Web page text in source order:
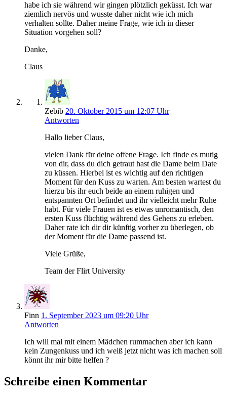
habe ich sie während wir gingen plötzlich geküsst. Ich war
ziemlich nervös und wusste daher nicht wie ich mich
verhalten sollte. Daher meine Frage, wie ich in dieser
Situation vorgehen soll?
Danke,
Claus
Zebib 20. Oktober 2015 um 12:07 Uhr
Antworten
Hallo lieber Claus,
vielen Dank für deine offene Frage. Ich finde es mutig
von dir, dass du dich getraut hast die Dame beim Date
zu küssen. Hierbei ist es wichtig auf den richtigen
Moment für den Kuss zu warten. Am besten wartest du
hierzu bis ihr euch beide an einem ruhigen und
entspannten Ort befindet und ihr vielleicht mehr Ruhe
habt. Für viele Frauen ist es etwas unromantisch, den
ersten Kuss flüchtig während des Gehens zu erleben.
Daher rate ich dir dir künftig vorher zu überlegen, ob
der Moment für die Dame passend ist.
Viele Grüße,
Team der Flirt University
Finn 1. September 2023 um 09:20 Uhr
Antworten
Ich will mal mit einem Mädchen rummachen aber ich kann
kein Zungenkuss und ich weiß jetzt nicht was ich machen soll
könnt ihr mir bitte helfen ?
Schreibe einen Kommentar